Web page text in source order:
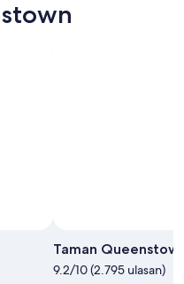
Taman
9.2/10 (2.795 ulasan)